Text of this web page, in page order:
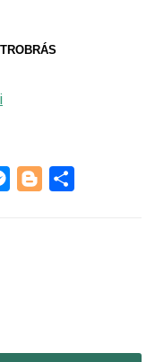
Messenger
Blogger